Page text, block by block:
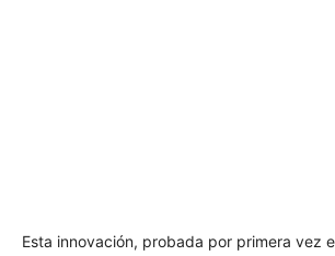
Esta innovación, probada por primera vez